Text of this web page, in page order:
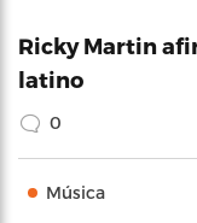
Ricky Martin
latino
0
Música